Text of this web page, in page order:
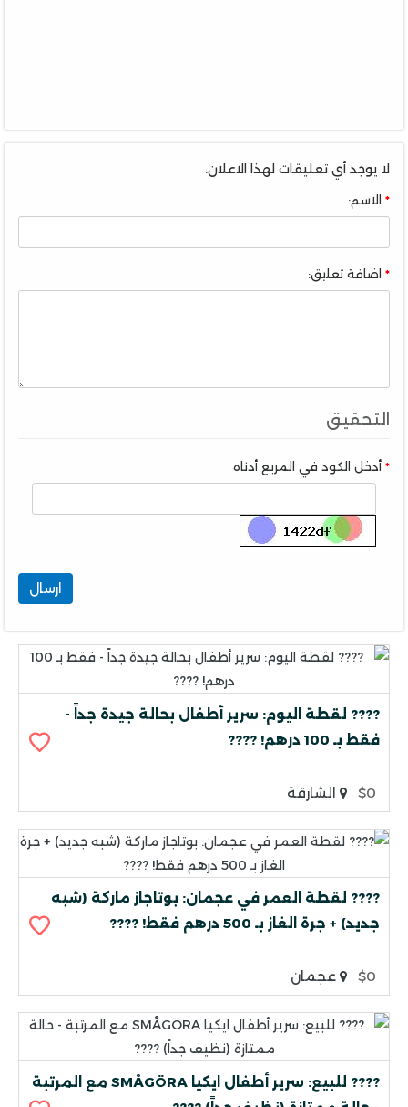
لا يوجد أي تعليقات لهذا الاعلان.
الاسم:
اضافة تعليق:
التحقيق
أدخل الكود في المربع أدناه
ارسال
???? لقطة اليوم: سرير أطفال بحالة جيدة جداً -
فقط بـ 100 درهم! ????
$0 الشارقة
???? لقطة العمر في عجمان: بوتاجاز ماركة (شبه
جديد) + جرة الغاز بـ 500 درهم فقط! ????
$0 عجمان
???? للبيع: سرير أطفال ايكيا SMÅGÖRA مع المرتبة